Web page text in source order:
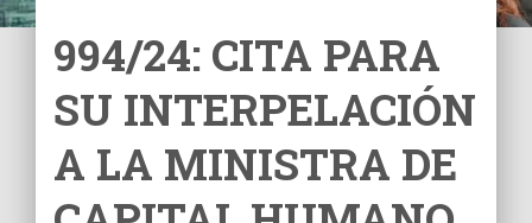
M
O
994/24: CITA PARA
SU INTERPELACIÓN
A LA MINISTRA DE